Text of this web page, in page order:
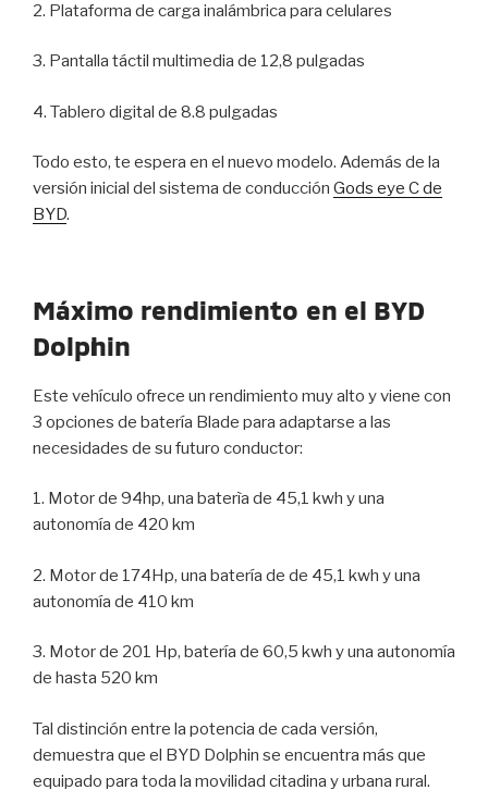
2. Plataforma de carga inalámbrica para celulares
3. Pantalla táctil multimedia de 12,8 pulgadas
4. Tablero digital de 8.8 pulgadas
Todo esto, te espera en el nuevo modelo. Además de la
versión inicial del sistema de conducción Gods eye C de
BYD.
Máximo rendimiento en el BYD
Dolphin
Este vehículo ofrece un rendimiento muy alto y viene con
3 opciones de batería Blade para adaptarse a las
necesidades de su futuro conductor:
1. Motor de 94hp, una baterìa de 45,1 kwh y una
autonomía de 420 km
2. Motor de 174Hp, una batería de de 45,1 kwh y una
autonomía de 410 km
3. Motor de 201 Hp, batería de 60,5 kwh y una autonomía
de hasta 520 km
Tal distinción entre la potencia de cada versión,
demuestra que el BYD Dolphin se encuentra más que
equipado para toda la movilidad citadina y urbana rural.